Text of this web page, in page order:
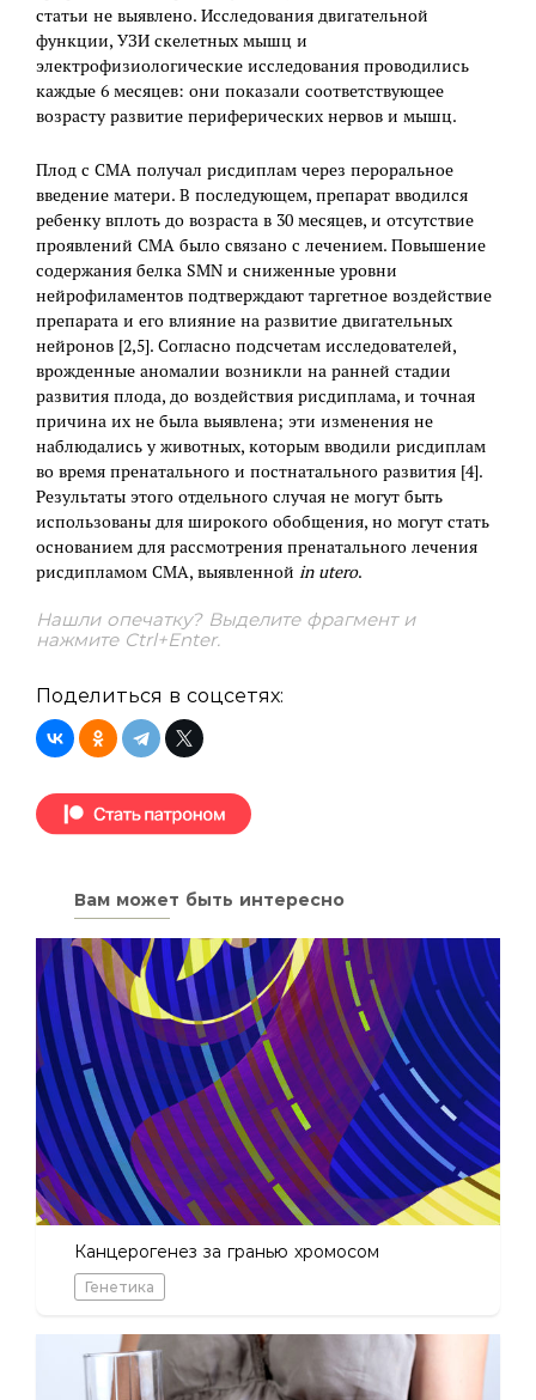
статьи не выявлено. Исследования двигательной
функции, УЗИ скелетных мышц и
электрофизиологические исследования проводились
каждые 6 месяцев: они показали соответствующее
возрасту развитие периферических нервов и мышц.
Плод с СМА получал рисдиплам через пероральное
введение матери. В последующем, препарат вводился
ребенку вплоть до возраста в 30 месяцев, и отсутствие
проявлений СМА было связано с лечением. Повышение
содержания белка SMN и сниженные уровни
нейрофиламентов подтверждают таргетное воздействие
препарата и его влияние на развитие двигательных
нейронов [2,5]. Согласно подсчетам исследователей,
врожденные аномалии возникли на ранней стадии
развития плода, до воздействия рисдиплама, и точная
причина их не была выявлена; эти изменения не
наблюдались у животных, которым вводили рисдиплам
во время пренатального и постнатального развития [4].
Результаты этого отдельного случая не могут быть
использованы для широкого обобщения, но могут стать
основанием для рассмотрения пренатального лечения
рисдипламом СМА, выявленной in utero.
Нашли опечатку? Выделите фрагмент и
нажмите Ctrl+Enter.
Поделиться в соцсетях:
Вам может быть интересно
Канцерогенез за гранью хромосом
Генетика